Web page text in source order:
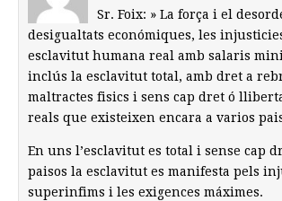
Sr. Foix: » La força i el
desigualtats económiques, les
esclavitut humana real amb salaris
inclús la esclavitut total, amb dret a
maltractes fisics i sens cap dret ó
reals que existeixen encara a varios
En uns l’esclavitut es total i sense cap
paisos la esclavitut es manifesta pels
superinfims i les exigences máximes.